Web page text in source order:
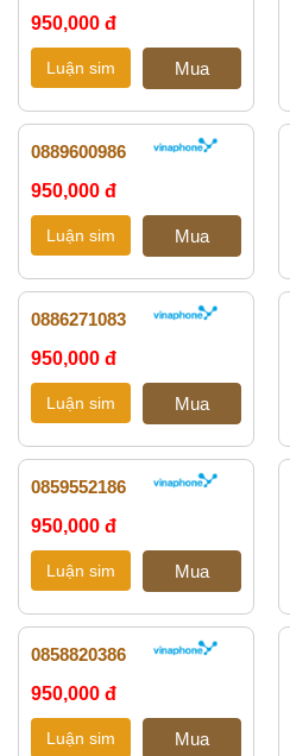
950,000 đ
0889600986
950,000 đ
0886271083
950,000 đ
0859552186
950,000 đ
0858820386
950,000 đ